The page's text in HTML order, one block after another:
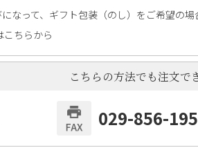
なって、ギフト包装（のし）をご希望の
こちらから
こちらの方法でも注文で
029-856-